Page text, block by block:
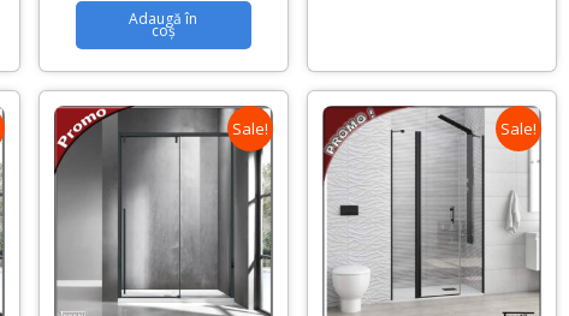
Adaugă în
coș
Sale! Sale!